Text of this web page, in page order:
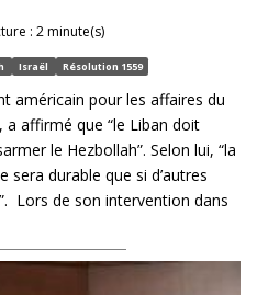
: 2 minute(s)
Israël Résolution 1559
américain pour les affaires du
a affirmé que “le Liban doit
le Hezbollah”. Selon lui, “la
sera durable que si d’autres
Lors de son intervention dans